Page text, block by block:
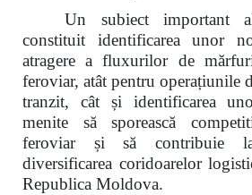
Un subiect important
constituit identificarea unor
atragere a fluxurilor de
feroviar, atât pentru operațiunile
tranzit, cât și identificarea
menite să sporească
feroviar și să contribuie
diversificarea coridoarelor
Republica Moldova.